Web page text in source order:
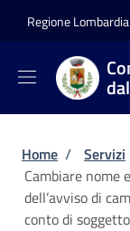
Regione Lombardia
Briciole
Home / Servizi
Cambiare nome
dell’avviso di
conto di